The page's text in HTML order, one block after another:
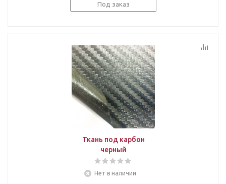
Под заказ
Ткань под карбон
черный
Нет в наличии